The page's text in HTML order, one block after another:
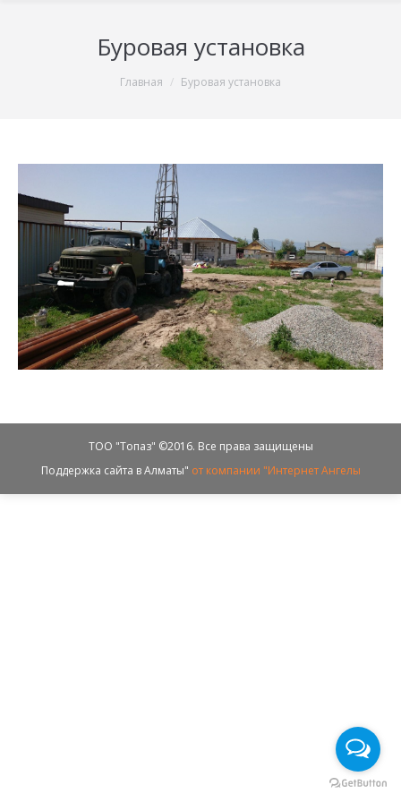
Буровая установка
Главная Буровая установка
ТОО "Топаз" ©2016. Все права защищены
Поддержка сайта в Алматы" от компании "Интернет Ангелы